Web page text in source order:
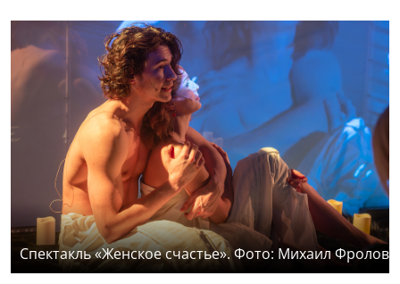
Спектакль «Женское счастье». Фото: Михаил Фролов